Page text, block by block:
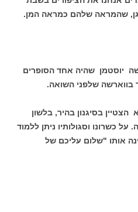
שהמראה שלהם כמראה המן.
יוסטמן שהיה אחד הסופרים
בווארשה שלפני השואה.
בסיגנון בהיר, בלשון
כשרונו וסגולותיו ניתן ללמוד
אותו "שלום עליכם של